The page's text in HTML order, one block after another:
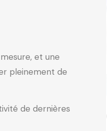
et une
pleinement de
de dernières